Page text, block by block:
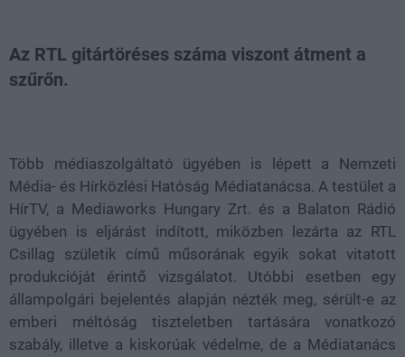
Az RTL gitártöréses száma viszont átment a
szűrőn.
Több médiaszolgáltató ügyében is lépett a Nemzeti
Média- és Hírközlési Hatóság Médiatanácsa. A testület a
HírTV, a Mediaworks Hungary Zrt. és a Balaton Rádió
ügyében is eljárást indított, miközben lezárta az RTL
Csillag születik című műsorának egyik sokat vitatott
produkcióját érintő vizsgálatot. Utóbbi esetben egy
állampolgári bejelentés alapján nézték meg, sérült-e az
emberi méltóság tiszteletben tartására vonatkozó
szabály, illetve a kiskorúak védelme, de a Médiatanács